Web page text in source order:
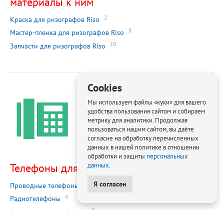
Краска для ризографов Riso 2
Мастер-пленка для ризографов Riso 8
Запчасти для ризографов Riso 10
Телефоны для офиса
Проводные телефоны
Радиотелефоны 4
Cookies
Мы используем файлы «куки» для вашего
удобства пользования сайтом и собираем
метрику для аналитики. Продолжая
пользоваться нашим сайтом, вы даёте
согласие на обработку перечисленных
данных в нашей политике в отношении
обработки и защиты персональных
данных
Я согласен